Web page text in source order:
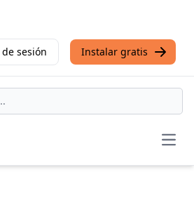
sesión Instalar gratis